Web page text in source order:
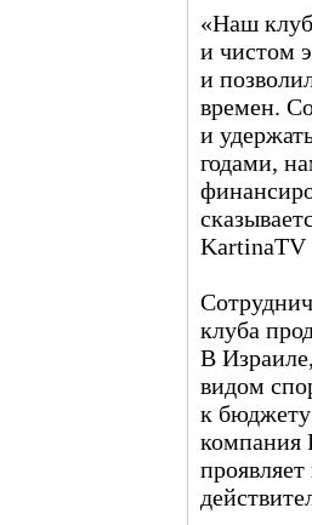
«Наш клуб
и чистом
и
времен.
и
годами,
KartinaTV
клуба
В
видом
к бюджету
компания